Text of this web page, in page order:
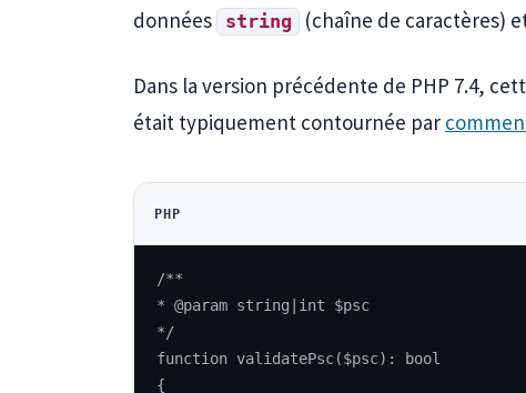
données
string (chaîne de caractères)
Dans la version précédente de PHP 7.4,
était typiquement contournée par
PHP
/**
* @param string|int $psc
*/
function validatePsc($psc): bool
{